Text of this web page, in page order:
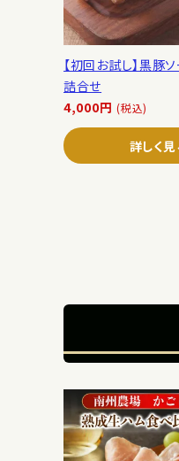
【初回お試し】黒豚
詰合せ
4,000円 (税込)
詳しく